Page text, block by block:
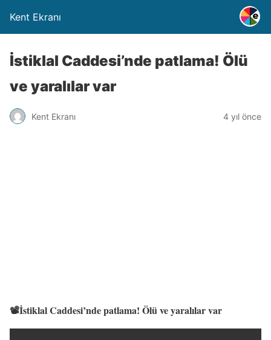
Kent Ekranı
İstiklal Caddesi’nde patlama! Ölü
ve yaralılar var
Kent Ekranı 4 yıl önce
📽️İstiklal Caddesi’nde patlama! Ölü ve yaralılar var